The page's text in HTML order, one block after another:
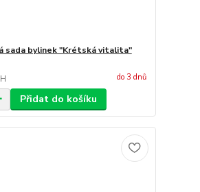
sada bylinek "Krétská vitalita"
do 3 dnů
Přidat do košíku